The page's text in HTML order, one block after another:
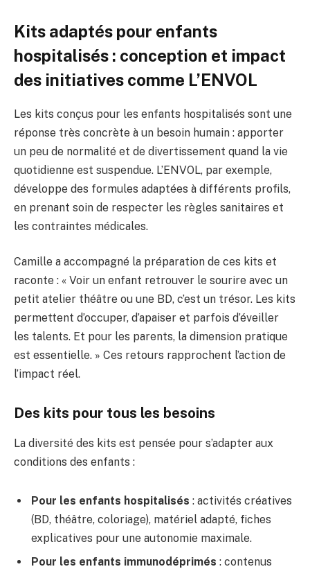
Kits adaptés pour enfants
hospitalisés : conception et impact
des initiatives comme L’ENVOL
Les kits conçus pour les enfants hospitalisés sont une
réponse très concrète à un besoin humain : apporter
un peu de normalité et de divertissement quand la vie
quotidienne est suspendue. L’ENVOL, par exemple,
développe des formules adaptées à différents profils,
en prenant soin de respecter les règles sanitaires et
les contraintes médicales.
Camille a accompagné la préparation de ces kits et
raconte : « Voir un enfant retrouver le sourire avec un
petit atelier théâtre ou une BD, c’est un trésor. Les kits
permettent d’occuper, d’apaiser et parfois d’éveiller
les talents. Et pour les parents, la dimension pratique
est essentielle. » Ces retours rapprochent l’action de
l’impact réel.
Des kits pour tous les besoins
La diversité des kits est pensée pour s’adapter aux
conditions des enfants :
Pour les enfants hospitalisés : activités créatives
(BD, théâtre, coloriage), matériel adapté, fiches
explicatives pour une autonomie maximale.
Pour les enfants immunodéprimés : contenus